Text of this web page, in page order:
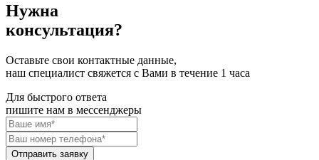
Нужна
консультация?
Оставьте свои контактные данные,
наш специалист свяжется с Вами в течение 1 часа
Для быстрого ответа
пишите нам в мессенджеры
Отправить заявку